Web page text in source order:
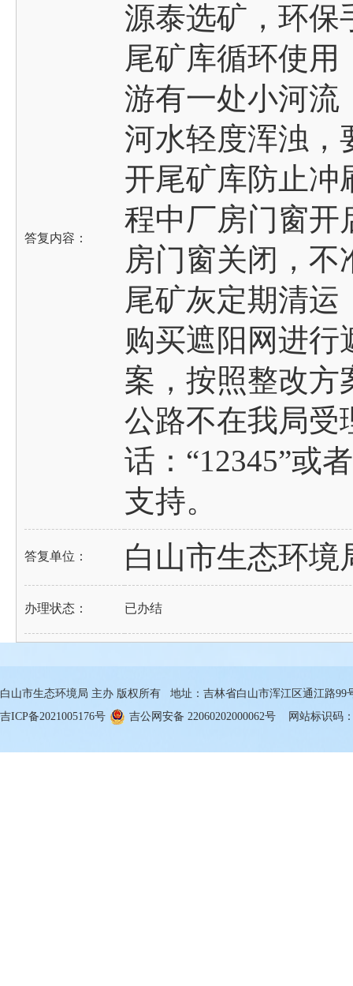
答复内容：
源泰选矿，环保
尾矿库循环使
游有一处小河流
河水轻度浑浊，
开尾矿库防止冲
程中厂房门窗开
房门窗关闭，
尾矿灰定期清
购买遮阳网进行
案，按照整改方
公路不在我局受
话：“12345”或
支持。
答复单位： 白山市生态环境
办理状态： 已办结
白山市生态环境局 主办 版权所有 地址：吉林省白山市浑江区通江路99
吉ICP备2021005176号
吉公网安备 22060202000062号 网站标识码